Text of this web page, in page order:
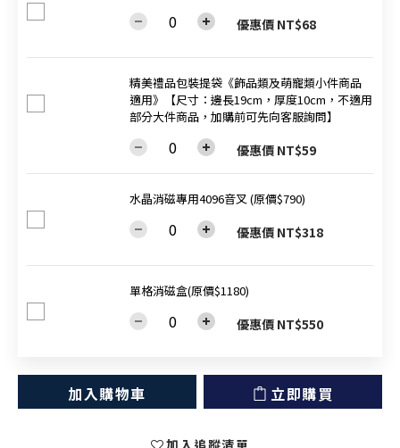
優惠價 NT$68
精美禮品包裝提袋《飾品類及萌寵類小件商品
適用》【尺寸：邊長19cm，厚度10cm，不適用
部分大件商品，加購前可先向客服詢問】
優惠價 NT$59
水晶消磁專用4096音叉 (原價$790)
優惠價 NT$318
單格消磁盒(原價$1180)
優惠價 NT$550
加入購物車 立即購買
加入追蹤清單